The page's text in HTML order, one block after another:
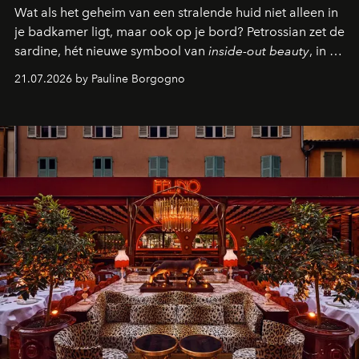
Wat als het geheim van een stralende huid niet alleen in
je badkamer ligt, maar ook op je bord? Petrossian zet de
sardine, hét nieuwe symbool van inside-out beauty, in de
kijker met twee gastronomische creaties.
21.07.2026 by Pauline Borgogno